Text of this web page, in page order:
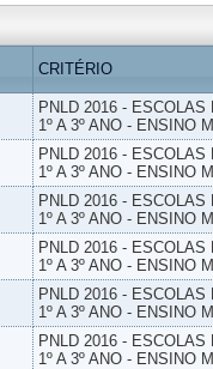
CRITÉRIO
PNLD 2016 -
1º A 3º ANO - ENSINO
PNLD 2016 -
1º A 3º ANO - ENSINO
PNLD 2016 -
1º A 3º ANO - ENSINO
PNLD 2016 -
1º A 3º ANO - ENSINO
PNLD 2016 -
1º A 3º ANO - ENSINO
PNLD 2016 -
1º A 3º ANO - ENSINO